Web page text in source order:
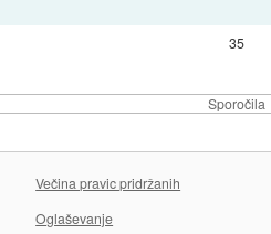
Sporočila
35
Večina pravic pridržanih
Oglaševanje